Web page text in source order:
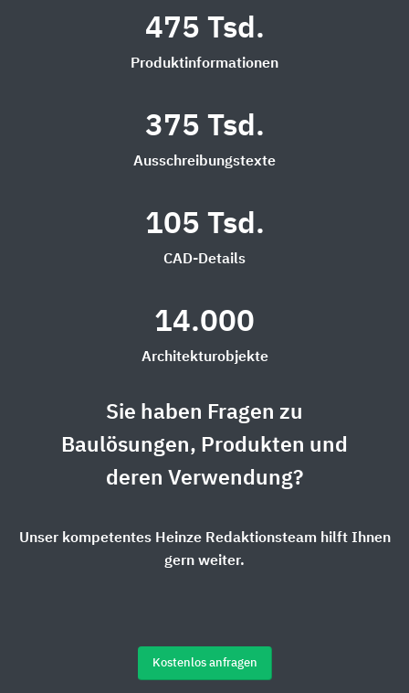
475 Tsd.
Produktinformationen
375 Tsd.
Ausschreibungstexte
105 Tsd.
CAD-Details
14.000
Architekturobjekte
Sie haben Fragen zu
Baulösungen, Produkten und
deren Verwendung?
Unser kompetentes Heinze Redaktionsteam hilft Ihnen
gern weiter.
Kostenlos anfragen